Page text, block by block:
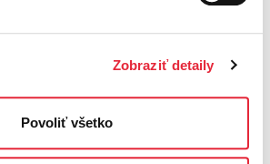
Zobraziť detaily
Povoliť všetko
Google Analytics
device and behavior.
Tracks the visitor
marketing channels.